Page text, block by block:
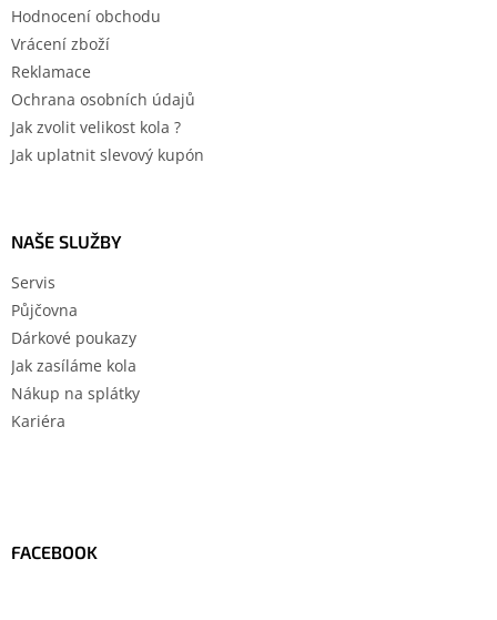
Hodnocení obchodu
Vrácení zboží
Reklamace
Ochrana osobních údajů
Jak zvolit velikost kola ?
Jak uplatnit slevový kupón
NAŠE SLUŽBY
Servis
Půjčovna
Dárkové poukazy
Jak zasíláme kola
Nákup na splátky
Kariéra
FACEBOOK